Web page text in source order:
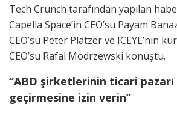
Tech Crunch tarafından yapılan
Capella Space’in CEO’su Payam
CEO’su Peter Platzer ve ICEYE’nin
CEO’su Rafal Modrzewski konuştu.
“ABD şirketlerinin ticari
geçirmesine izin verin”